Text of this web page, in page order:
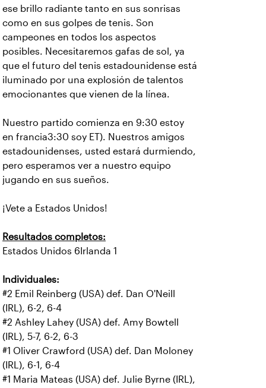
ese brillo radiante tanto en sus sonrisas
como en sus golpes de tenis. Son
campeones en todos los aspectos
posibles. Necesitaremos gafas de sol, ya
que el futuro del tenis estadounidense está
iluminado por una explosión de talentos
emocionantes que vienen de la línea.
Nuestro partido comienza en 9:30 estoy
en francia3:30 soy ET). Nuestros amigos
estadounidenses, usted estará durmiendo,
pero esperamos ver a nuestro equipo
jugando en sus sueños.
¡Vete a Estados Unidos!
Resultados completos:
Estados Unidos 6Irlanda 1
Individuales:
#2 Emil Reinberg (USA) def. Dan O'Neill
(IRL), 6-2, 6-4
#2 Ashley Lahey (USA) def. Amy Bowtell
(IRL), 5-7, 6-2, 6-3
#1 Oliver Crawford (USA) def. Dan Moloney
(IRL), 6-1, 6-4
#1 Maria Mateas (USA) def. Julie Byrne (IRL),